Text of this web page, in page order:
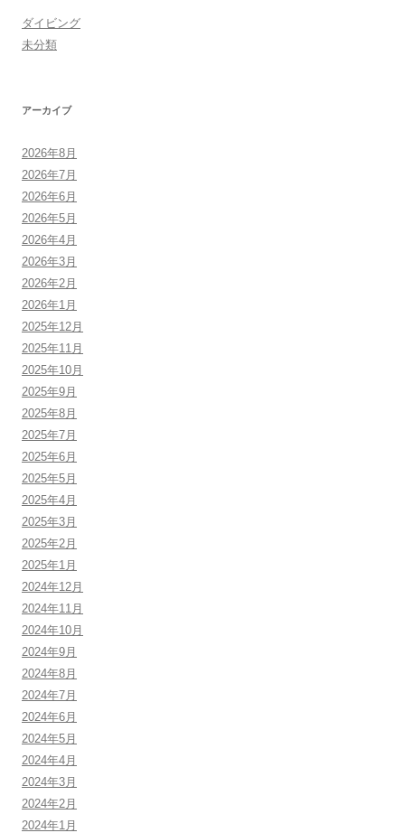
ダイビング
未分類
アーカイブ
2026年8月
2026年7月
2026年6月
2026年5月
2026年4月
2026年3月
2026年2月
2026年1月
2025年12月
2025年11月
2025年10月
2025年9月
2025年8月
2025年7月
2025年6月
2025年5月
2025年4月
2025年3月
2025年2月
2025年1月
2024年12月
2024年11月
2024年10月
2024年9月
2024年8月
2024年7月
2024年6月
2024年5月
2024年4月
2024年3月
2024年2月
2024年1月